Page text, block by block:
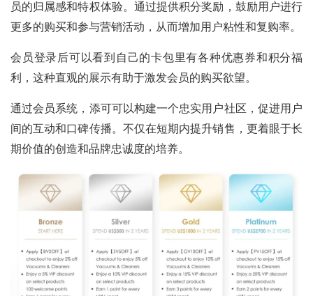
员的归属感和特权体验。通过提供积分奖励，鼓励用户进行
更多的购买和参与营销活动，从而增加用户粘性和复购率。
会员登录后可以看到自己的卡包里有各种优惠券和积分福
利，这种直观的展示有助于激发会员的购买欲望。
通过会员系统，添可可以构建一个忠实用户社区，促进用户
间的互动和口碑传播。不仅在短期内提升销售，更着眼于长
期价值的创造和品牌忠诚度的培养。